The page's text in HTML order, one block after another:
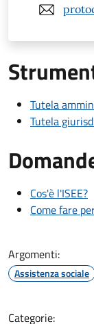
Tutela
Tutela
Cos'è l'ISEE?
Come fare
Argomenti:
Assistenza sociale
Categorie: